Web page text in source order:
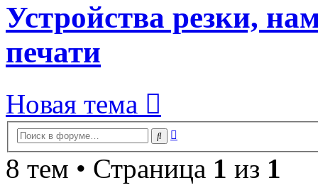
Устройства резки,
печати
Новая тема
Поиск
8 тем • Страница 1 из 1